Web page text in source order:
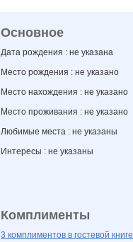
Основное
Дата рождения : не указана
Место рождения : не указано
Место нахождения : не указано
Место проживания : не указано
Любимые места : не указаны
Интересы : не указаны
Комплименты
3 комплиментов в гостевой книге